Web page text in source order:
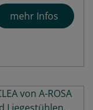
mehr Infos